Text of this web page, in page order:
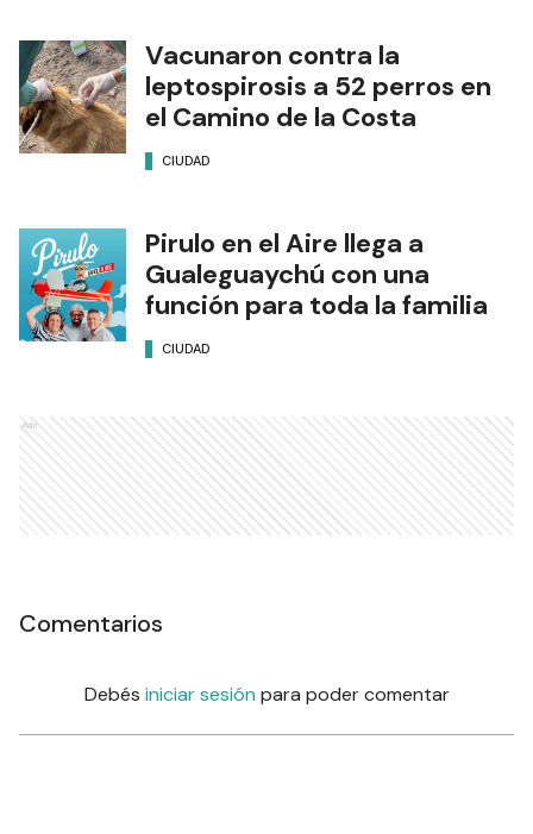
Vacunaron contra la
leptospirosis a 52 perros en
el Camino de la Costa
CIUDAD
Pirulo en el Aire llega a
Gualeguaychú con una
función para toda la familia
CIUDAD
Ads
Comentarios
Debés iniciar sesión para poder comentar